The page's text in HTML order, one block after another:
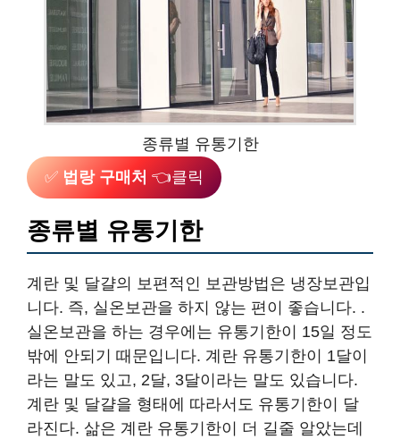
종류별 유통기한
✅ 법랑 구매처 👈클릭
종류별 유통기한
계란 및 달걀의 보편적인 보관방법은 냉장보관입
니다. 즉, 실온보관을 하지 않는 편이 좋습니다. .
실온보관을 하는 경우에는 유통기한이 15일 정도
밖에 안되기 때문입니다. 계란 유통기한이 1달이
라는 말도 있고, 2달, 3달이라는 말도 있습니다.
계란 및 달걀을 형태에 따라서도 유통기한이 달
라진다. 삶은 계란 유통기한이 더 길줄 알았는데